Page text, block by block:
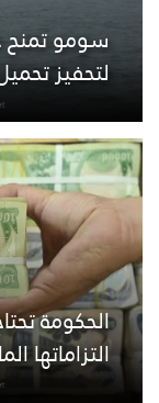
سومو تمنح
لتحفيز
التزاماتها